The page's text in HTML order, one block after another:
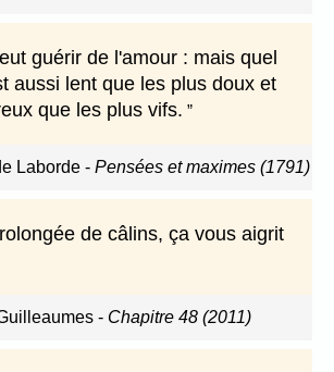
guérir de l'amour : mais quel
aussi lent que les plus doux et
que les plus vifs.
Laborde - Pensées et maximes (1791)
de câlins, ça vous aigrit
- Chapitre 48 (2011)